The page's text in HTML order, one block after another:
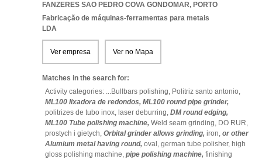
FANZERES SAO PEDRO COVA GONDOMAR, PORTO
Fabricação de máquinas-ferramentas para metais
LDA
Ver empresa Ver no Mapa
Matches in the search for:
Activity categories: ...Bullbars polishing, Politriz santo antonio,
ML100 lixadora de redondos, ML100 round pipe grinder,
politrizes de tubo inox, laser deburring, DM round edging,
ML100 Tube polishing machine, Weld seam grinding, DO RUR,
prostych i gietych, Orbital grinder allows grinding, iron, or other
Alumium metal having round, oval, german tube polisher, high
gloss polishing machine, pipe polishing machine, finishing